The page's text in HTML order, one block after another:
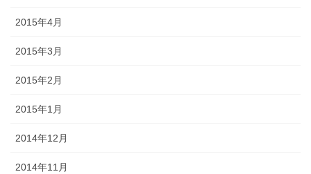
2015年4月
2015年3月
2015年2月
2015年1月
2014年12月
2014年11月